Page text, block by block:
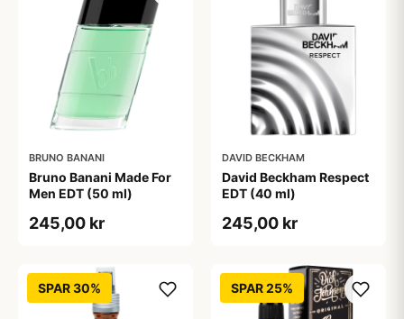
BRUNO BANANI
Bruno Banani Made For
Men EDT (50 ml)
245,00 kr
DAVID BECKHAM
David Beckham Respect
EDT (40 ml)
245,00 kr
SPAR 30% SPAR 25%